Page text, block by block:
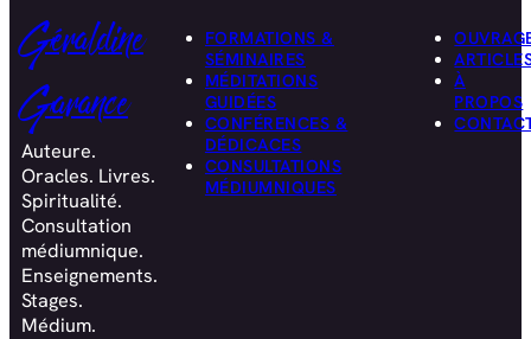
Géraldine
Garance
Auteure.
Oracles. Livres.
Spiritualité.
Consultation
médiumnique.
Enseignements.
Stages.
Médium.
FORMATIONS &
SÉMINAIRES
MÉDITATIONS
GUIDÉES
CONFÉRENCES &
DÉDICACES
CONSULTATIONS
MÉDIUMNIQUES
À
PROPOS